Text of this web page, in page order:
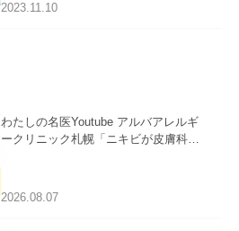
2023.11.10
わたしの名医Youtube アルバアレルギ
ークリニック札幌「ニキビが皮膚科で
ました。
2026.08.07